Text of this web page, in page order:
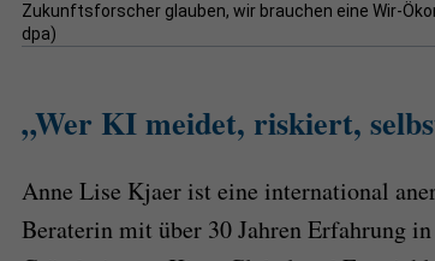
Zukunftsforscher glauben, wir brauchen eine Wir-
dpa)
„Wer KI meidet, riskiert,
Anne Lise Kjaer ist eine international
Beraterin mit über 30 Jahren Erfahrung